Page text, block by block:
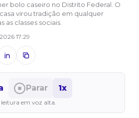
bolo caseiro no Distrito Federal. O
virou tradição em qualquer
classes sociais.
17:29
Parar 1x
leitura em voz alta.